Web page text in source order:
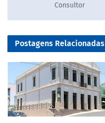
Consultor
Postagens Relacionadas